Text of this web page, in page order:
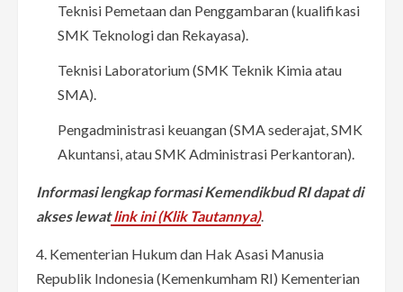
Teknisi Pemetaan dan Penggambaran (kualifikasi
SMK Teknologi dan Rekayasa).
Teknisi Laboratorium (SMK Teknik Kimia atau
SMA).
Pengadministrasi keuangan (SMA sederajat, SMK
Akuntansi, atau SMK Administrasi Perkantoran).
Informasi lengkap formasi Kemendikbud RI dapat di
akses lewatlink ini (Klik Tautannya).
4. Kementerian Hukum dan Hak Asasi Manusia
Republik Indonesia (Kemenkumham RI) Kementerian